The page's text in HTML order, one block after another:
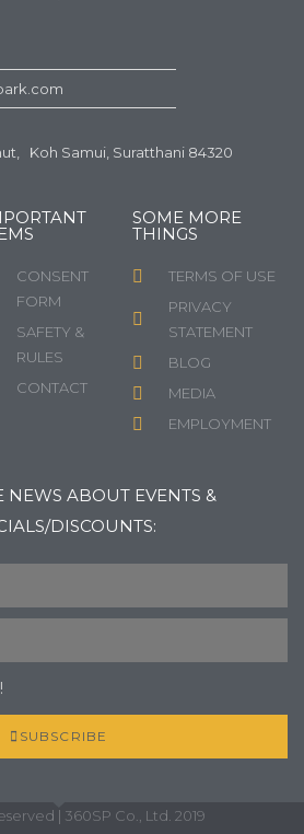
Koh Samui, Suratthani 84320
CONSENT
FORM
SAFETY &
RULES
CONTACT
SOME MORE
THINGS
TERMS OF USE
PRIVACY
STATEMENT
BLOG
MEDIA
EMPLOYMENT
NEWS ABOUT EVENTS &
DISCOUNTS:
SUBSCRIBE
| 360SP Co., Ltd. 2019